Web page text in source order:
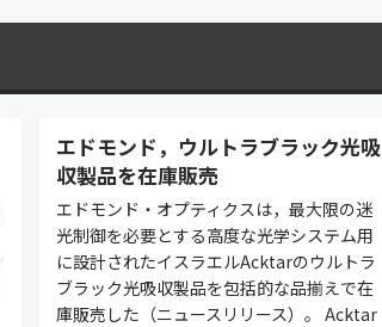
エドモンド，ウルトラブラック光吸
収製品を在庫販売
エドモンド・オプティクスは，最大限の迷
光制御を必要とする高度な光学システム用
に設計されたイスラエルAcktarのウルトラ
ブラック光吸収製品を包括的な品揃えで在
庫販売した（ニュースリリース）。 Acktar